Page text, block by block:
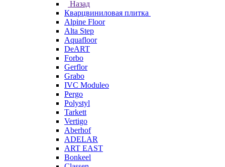
Назад
Кварцвиниловая плитка
Alpine Floor
Alta Step
Aquafloor
DeART
Forbo
Gerflor
Grabo
IVC Moduleo
Pergo
Polystyl
Tarkett
Vertigo
Aberhof
ADELAR
ART EAST
Bonkeel